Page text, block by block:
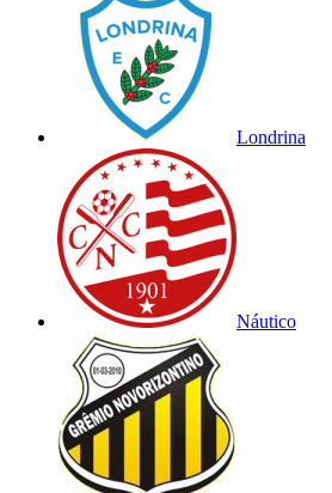
Londrina
Náutico